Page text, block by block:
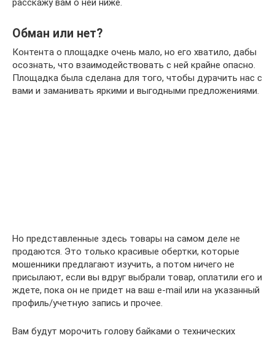
расскажу вам о ней ниже.
Обман или нет?
Контента о площадке очень мало, но его хватило, дабы
осознать, что взаимодействовать с ней крайне опасно.
Площадка была сделана для того, чтобы дурачить нас с
вами и заманивать яркими и выгодными предложениями.
Но представленные здесь товары на самом деле не
продаются. Это только красивые обертки, которые
мошенники предлагают изучить, а потом ничего не
присылают, если вы вдруг выбрали товар, оплатили его и
ждете, пока он не придет на ваш e-mail или на указанный
профиль/учетную запись и прочее.
Вам будут морочить голову байками о технических